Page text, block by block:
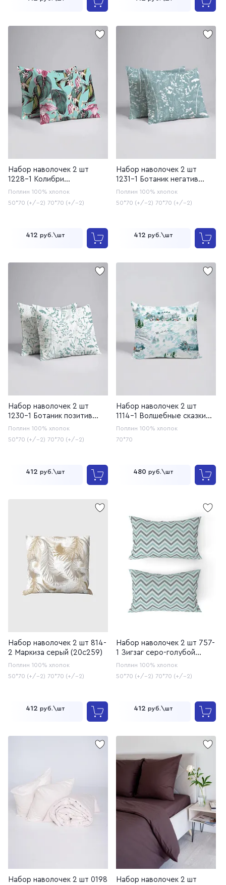
Набор наволочек 2 шт
1228-1 Колибри
(20с253У/220)
Поплин 100% хлопок
50*70 (+/-2) 70*70 (+/-2)
412 руб.\шт
Набор наволочек 2 шт
1231-1 Ботаник негатив
(20с253У/220)
Поплин 100% хлопок
50*70 (+/-2) 70*70 (+/-2)
412 руб.\шт
Набор наволочек 2 шт
1230-1 Ботаник позитив
(20с253У/220)
Поплин 100% хлопок
50*70 (+/-2) 70*70 (+/-2)
412 руб.\шт
Набор наволочек 2 шт
1114-1 Волшебные сказки
(20с259)
Поплин 100% хлопок
70*70
480 руб.\шт
Набор наволочек 2 шт 814-
2 Маркиза серый (20с259)
Поплин 100% хлопок
50*70 (+/-2) 70*70 (+/-2)
412 руб.\шт
Набор наволочек 2 шт 757-
1 Зигзаг серо-голубой
(20с259)
Поплин 100% хлопок
50*70 (+/-2) 70*70 (+/-2)
412 руб.\шт
Набор наволочек 2 шт 0198
Набор наволочек 2 шт